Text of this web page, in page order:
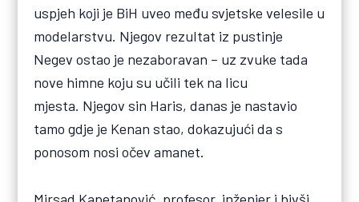
uspjeh koji je BiH uveo među svjetske velesile u
modelarstvu. Njegov rezultat iz pustinje
Negev ostao je nezaboravan – uz zvuke tada
nove himne koju su učili tek na licu
mjesta. Njegov sin Haris, danas je nastavio
tamo gdje je Kenan stao, dokazujući da s
ponosom nosi očev amanet.
Mirsad Kapetanović, profesor, inženjer i bivši